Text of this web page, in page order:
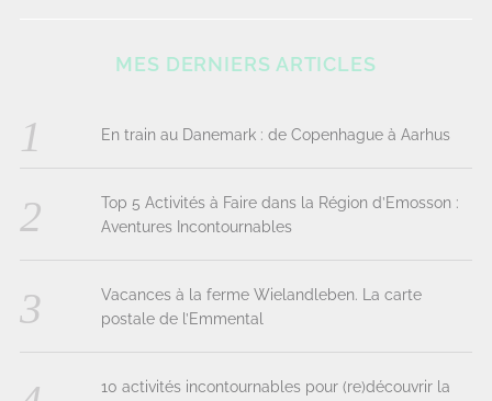
MES DERNIERS ARTICLES
En train au Danemark : de Copenhague à Aarhus
Top 5 Activités à Faire dans la Région d’Emosson :
Aventures Incontournables
Vacances à la ferme Wielandleben. La carte
postale de l’Emmental
10 activités incontournables pour (re)découvrir la